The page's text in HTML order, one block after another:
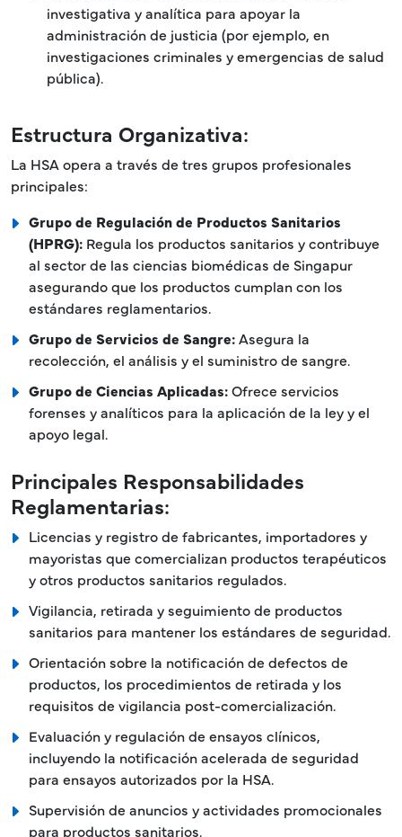
investigativa y analítica para apoyar la
administración de justicia (por ejemplo, en
investigaciones criminales y emergencias de salud
pública).
Estructura Organizativa:
La HSA opera a través de tres grupos profesionales
principales:
Grupo de Regulación de Productos Sanitarios
(HPRG): Regula los productos sanitarios y contribuye
al sector de las ciencias biomédicas de Singapur
asegurando que los productos cumplan con los
estándares reglamentarios.
Grupo de Servicios de Sangre:Asegura la
recolección, el análisis y el suministro de sangre.
Grupo de Ciencias Aplicadas:Ofrece servicios
forenses y analíticos para la aplicación de la ley y el
apoyo legal.
Principales Responsabilidades
Reglamentarias:
Licencias y registro de fabricantes, importadores y
mayoristas que comercializan productos terapéuticos
y otros productos sanitarios regulados.
Vigilancia, retirada y seguimiento de productos
sanitarios para mantener los estándares de seguridad.
Orientación sobre la notificación de defectos de
productos, los procedimientos de retirada y los
requisitos de vigilancia post-comercialización.
Evaluación y regulación de ensayos clínicos,
incluyendo la notificación acelerada de seguridad
para ensayos autorizados por la HSA.
Supervisión de anuncios y actividades promocionales
para productos sanitarios.